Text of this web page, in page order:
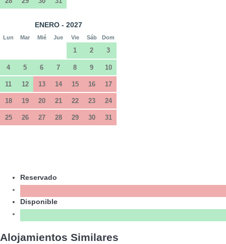
ENERO - 2027
Lun Mar Mié Jue Vie Sáb Dom
1 2 3
4 5 6 7 8 9 10
11 12 13 14 15 16 17
18 19 20 21 22 23 24
25 26 27 28 29 30 31
Reservado
Disponible
Alojamientos Similares